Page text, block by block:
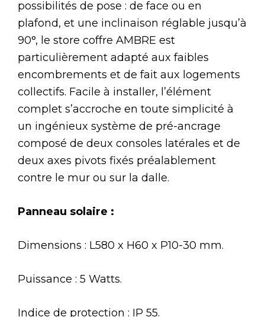
possibilités de pose : de face ou en
plafond, et une inclinaison réglable jusqu’à
90°, le store coffre AMBRE est
particulièrement adapté aux faibles
encombrements et de fait aux logements
collectifs. Facile à installer, l’élément
complet s’accroche en toute simplicité à
un ingénieux système de pré-ancrage
composé de deux consoles latérales et de
deux axes pivots fixés préalablement
contre le mur ou sur la dalle.
Panneau solaire :
Dimensions : L580 x H60 x P10-30 mm.
Puissance : 5 Watts.
Indice de protection : IP 55.